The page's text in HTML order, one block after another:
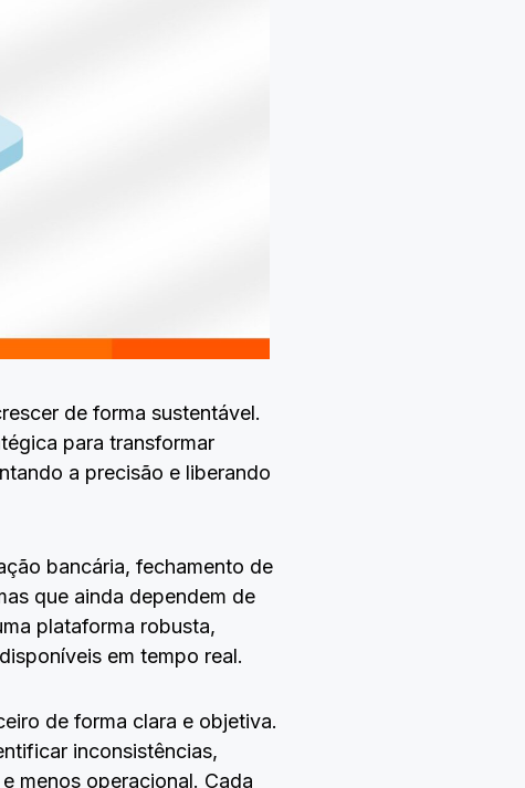
de forma sustentável.
para transformar
a precisão e liberando
bancária, fechamento de
que ainda dependem de
plataforma robusta,
em tempo real.
de forma clara e objetiva.
inconsistências,
menos operacional. Cada